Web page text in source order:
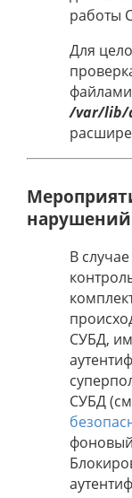
работы
Для
/var/lib/
нарушений
В
СУБД,
СУБД